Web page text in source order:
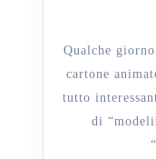
Qualche
cartone
tutto
di